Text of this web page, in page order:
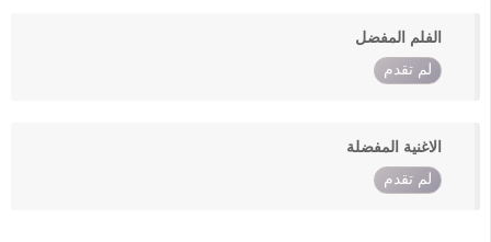
الفلم المفضل
لم تقدم
الاغنية المفضلة
لم تقدم